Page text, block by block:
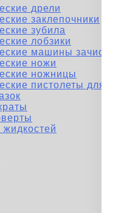
дрели
заклепочники
зубила
лобзики
машины зачистные
ножи
ножницы
пистолеты для